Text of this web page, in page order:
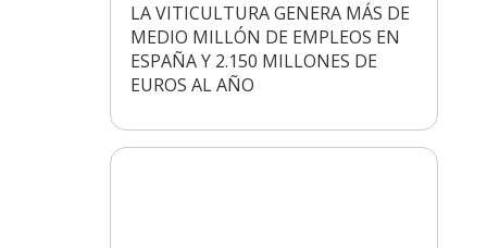
LA VITICULTURA GENERA MÁS DE
MEDIO MILLÓN DE EMPLEOS EN
ESPAÑA Y 2.150 MILLONES DE
EUROS AL AÑO